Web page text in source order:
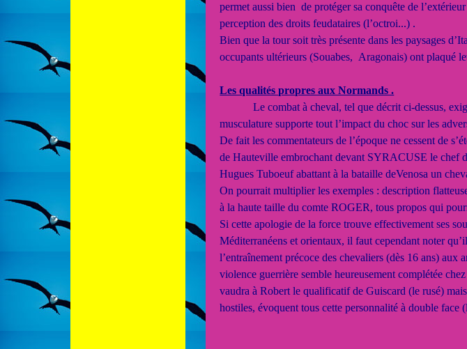
permet aussi bien de protéger sa conquête de
perception des droits feudataires (l’octroi...) .
Bien que la tour soit très présente dans les paysages
occupants ultérieurs (Souabes, Aragonais) ont plaqué
Les qualités propres aux Normands .
Le combat à cheval, tel que décrit ci-dessus, exige
musculature supporte tout l’impact du choc sur les
De fait les commentateurs de l’époque ne cessent de
de Hauteville embrochant devant SYRACUSE le chef
Hugues Tuboeuf abattant à la bataille deVenosa un
On pourrait multiplier les exemples : description
à la haute taille du comte ROGER, tous propos qui
Si cette apologie de la force trouve effectivement ses
Méditerranéens et orientaux, il faut cependant noter
l’entraînement précoce des chevaliers (dès 16 ans) aux
violence guerrière semble heureusement complétée
vaudra à Robert le qualificatif de Guiscard (le rusé)
hostiles, évoquent tous cette personnalité à double face